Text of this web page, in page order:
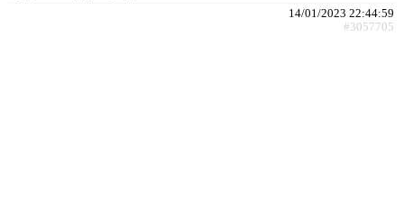
14/01/2023 22:44:59
#3057705